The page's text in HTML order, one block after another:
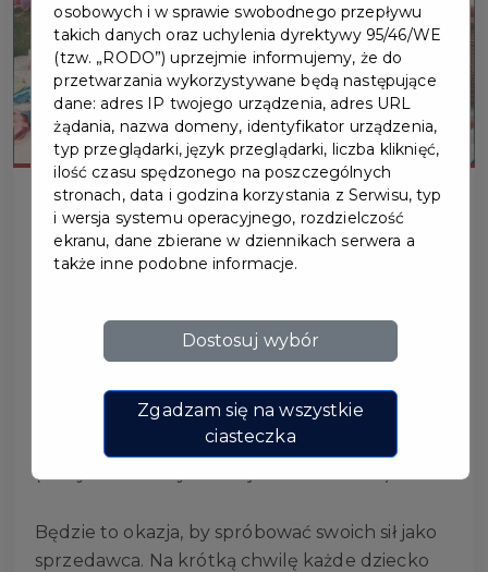
Zróbcie je razem z nami – 1 czerwca podczas
Dziecięcego Pchlego Targu! Zapraszamy do
wystawienia swojego stoiska w Paku
Kulturowym Faktoria w godzinach 13:00-16:00
Będzie to okazja, by spróbować swoich sił jako
sprzedawca. Na krótką chwilę każde dziecko
osobowych i w sprawie swobodnego przepływu
takich danych oraz uchylenia dyrektywy 95/46/WE
(tzw. „RODO”) uprzejmie informujemy, że do
przetwarzania wykorzystywane będą następujące
dane: adres IP twojego urządzenia, adres URL
żądania, nazwa domeny, identyfikator urządzenia,
typ przeglądarki, język przeglądarki, liczba kliknięć,
ilość czasu spędzonego na poszczególnych
stronach, data i godzina korzystania z Serwisu, typ
i wersja systemu operacyjnego, rozdzielczość
ekranu, dane zbierane w dziennikach serwera a
także inne podobne informacje.
Dostosuj wybór
Zgadzam się na wszystkie
ciasteczka